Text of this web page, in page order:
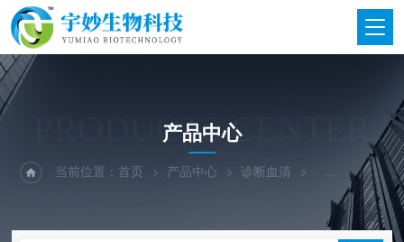
PRODUCTS CENTER
产品中心
当前位置：首页 产品中心 诊断血清 宁波汇诺诊断